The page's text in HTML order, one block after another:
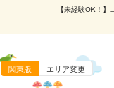
【未経験OK！
関東版 エリア変更